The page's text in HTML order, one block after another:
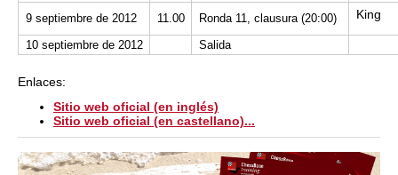
9 septiembre de 2012
11.00 Ronda 11, clausura (20:00) King
10 septiembre de 2012 Salida
Enlaces:
Sitio web oficial (en inglés)
Sitio web oficial (en castellano)...